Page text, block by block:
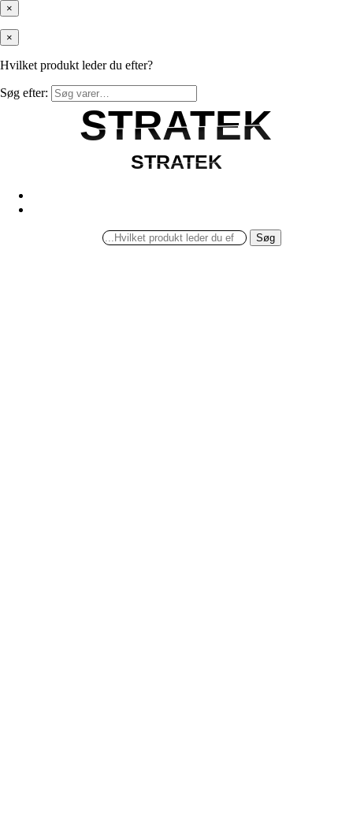
×
×
Hvilket produkt leder du efter?
Søg efter:
STRATEK
STRATEK
STRATEK
STRATEK
Søg